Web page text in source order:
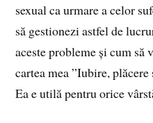
sexual ca urmare a celor
să gestionezi astfel de
aceste probleme și cum să
cartea mea ”Iubire,
Ea e utilă pentru orice